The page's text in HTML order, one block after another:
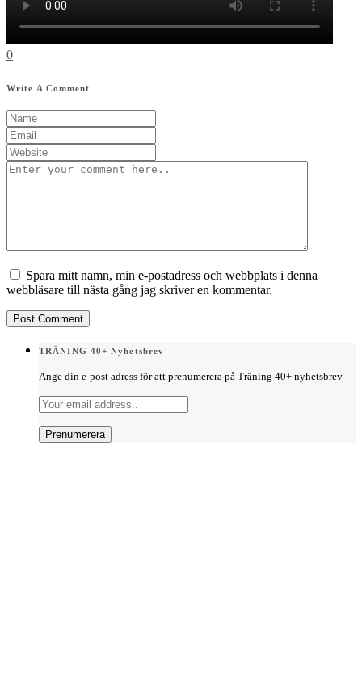
0
Write A Comment
Spara mitt namn, min e-postadress och webbplats i denna
webbläsare till nästa gång jag skriver en kommentar.
TRÄNING 40+ Nyhetsbrev
Ange din e-post adress för att prenumerera på Träning 40+ nyhetsbrev